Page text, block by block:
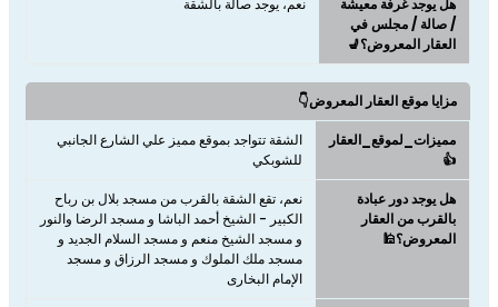
هل يوجد غرفة معيشة
/ صالة / مجلس في
العقار المعروض؟💺
نعم، يوجد صالة بالشقة
مزايا موقع العقار المعروض👇
مميزات_لموقع_العقار
👍
الشقة تتواجد بموقع مميز علي الشارع الجانبي
للشوبكي
هل يوجد دور عبادة
بالقرب من العقار
المعروض؟🕌
نعم، تقع الشقة بالقرب من مسجد بلال بن رباح
الكبير - الشيخ أحمد الباشا و مسجد الرضا والنور
و مسجد الشيخ منعم و مسجد السلام الجديد و
مسجد ملك الملوك و مسجد الرزاق و مسجد
الإمام البخارى